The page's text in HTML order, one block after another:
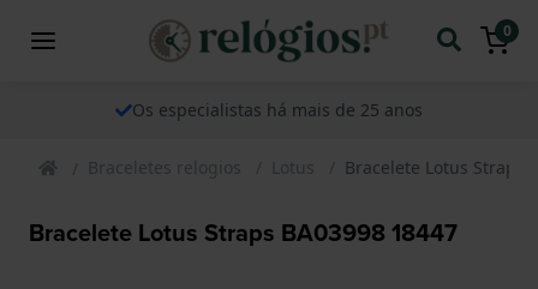
0
Os especialistas há mais de 25 anos
Braceletes relogios Lotus Bracelete Lotus Straps
Bracelete Lotus Straps BA03998 18447